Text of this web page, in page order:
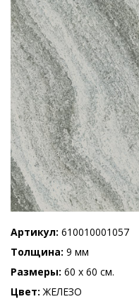
Артикул 610010001057
Толщина 9 мм
Размеры 60 x 60 см.
Цвет ЖЕЛЕЗО